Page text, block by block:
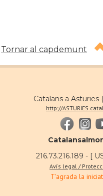
Tornar al capdemunt
Catalans a Asturies
http://
216.73.216.189 - [
Avís legal /
T'agrada la